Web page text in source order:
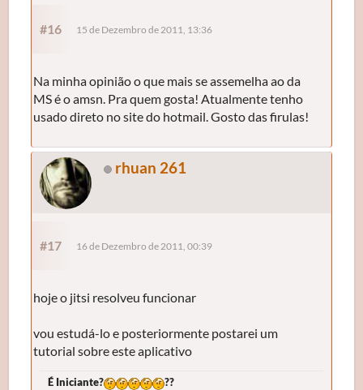
#16 15 de Dezembro de 2011, 13:36
Na minha opinião o que mais se assemelha ao da
MS é o amsn. Pra quem gosta! Atualmente tenho
usado direto no site do hotmail. Gosto das firulas!
rhuan 261
#17 16 de Dezembro de 2011, 00:39
hoje o jitsi resolveu funcionar
vou estudá-lo e posteriormente postarei um
tutorial sobre este aplicativo
É Iniciante?
??